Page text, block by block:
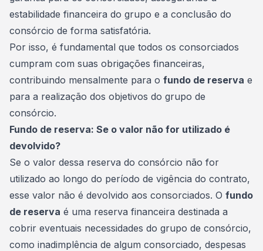
estabilidade financeira do grupo e a conclusão do
consórcio de forma satisfatória.
Por isso, é fundamental que todos os consorciados
cumpram com suas obrigações financeiras,
contribuindo mensalmente para o fundo de reserva e
para a realização dos objetivos do grupo de
consórcio.
Fundo de reserva: Se o valor não for utilizado é
devolvido?
Se o valor dessa reserva do consórcio não for
utilizado ao longo do período de vigência do contrato,
esse valor não é devolvido aos consorciados. O fundo
de reserva é uma reserva financeira destinada a
cobrir eventuais necessidades do grupo de consórcio,
como inadimplência de algum consorciado, despesas